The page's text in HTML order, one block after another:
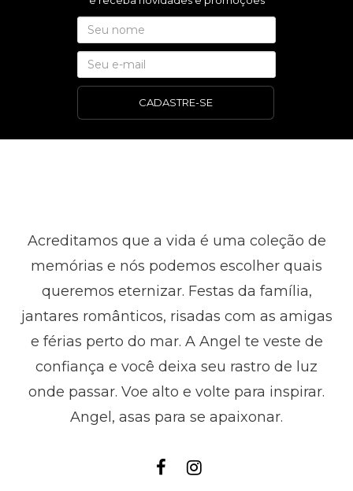
CADASTRE-SE
Acreditamos que a vida é uma coleção de
memórias e nós podemos escolher quais
queremos eternizar. Festas da família,
jantares românticos, risadas com as amigas
e férias perto do mar. A Angel te veste de
confiança e você deixa seu rastro de luz
onde passar. Voe alto e volte para inspirar.
Angel, asas para se apaixonar.